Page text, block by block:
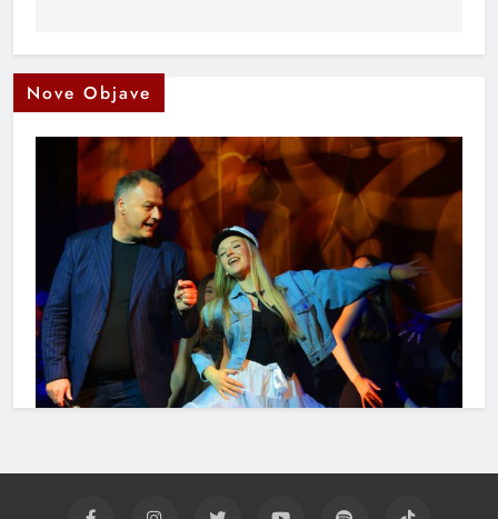
Nove Objave